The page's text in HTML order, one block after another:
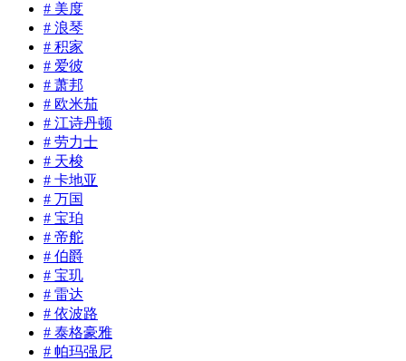
# 美度
# 浪琴
# 积家
# 爱彼
# 萧邦
# 欧米茄
# 江诗丹顿
# 劳力士
# 天梭
# 卡地亚
# 万国
# 宝珀
# 帝舵
# 伯爵
# 宝玑
# 雷达
# 依波路
# 泰格豪雅
# 帕玛强尼